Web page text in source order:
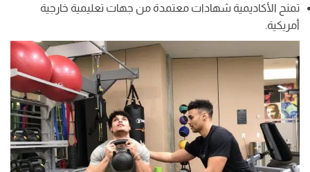
تمنح الأكاديمية شهادات معتمدة من جهات تعليمية خارجية
أمريكية.